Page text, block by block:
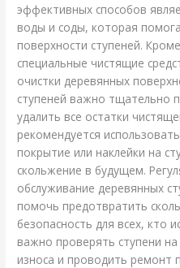
эффективных способов
воды и соды, которая
поверхности ступеней.
специальные чистящие
очистки деревянных
ступеней важно тщательно
удалить все остатки
рекомендуется
покрытие или наклейки на
скольжение в будущем.
обслуживание деревянных
помочь предотвратить
безопасность для всех, кто
важно проверять ступени
износа и проводить ремонт